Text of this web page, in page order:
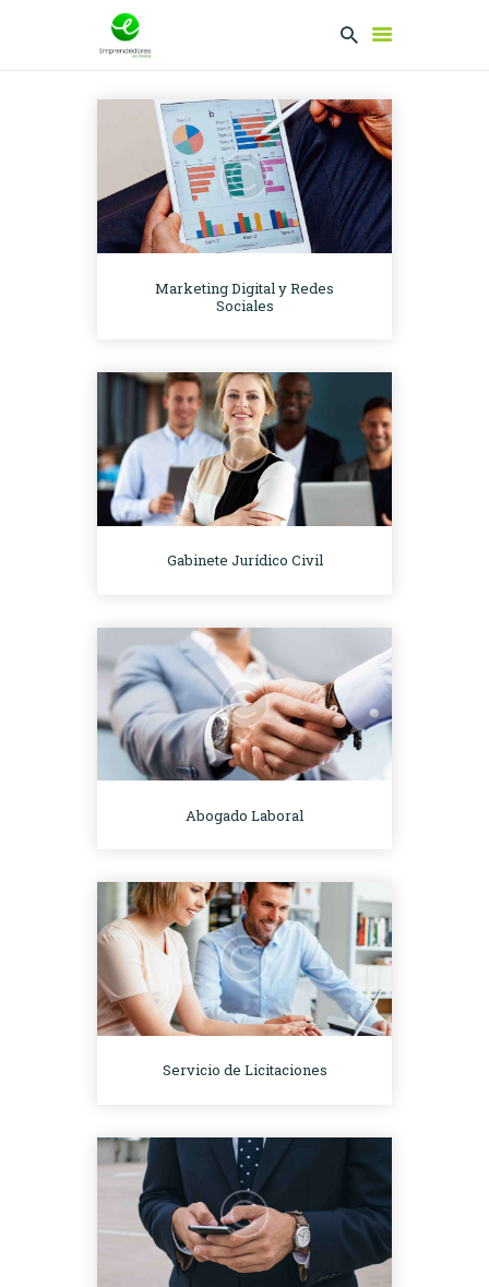
EMPRENDEDORES
PRESENTA TU
PROYECTO
SERVICIOS
EMPRENDEDORES
Marketing Digital y Redes
Sociales
Gabinete Jurídico Civil
Abogado Laboral
Servicio de Licitaciones